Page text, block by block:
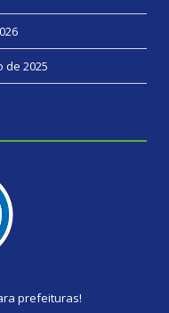
de 2025
prefeituras!